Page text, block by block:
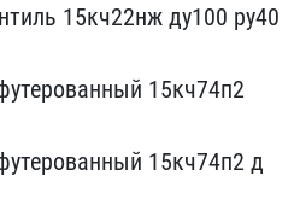
15к​ч22нж ду100 ру40
15кч74п2
15кч74п2 д​